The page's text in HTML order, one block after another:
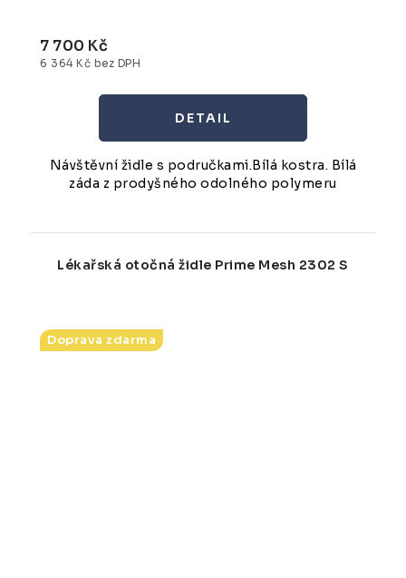
6 364 Kč bez DPH
7 700 Kč
Návštěvní židle s područkami.Bílá kostra. Bílá
záda z prodyšného odolného polymeru
Lékařská otočná židle Prime Mesh 2302 S
Doprava zdarma